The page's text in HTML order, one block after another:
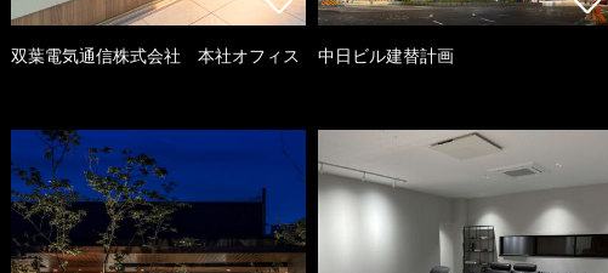
双葉電気通信株式会社 本社オフィス 中日ビル建替計画